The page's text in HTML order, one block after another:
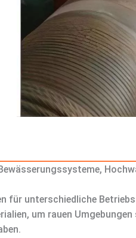
für unterschiedliche
um rauen